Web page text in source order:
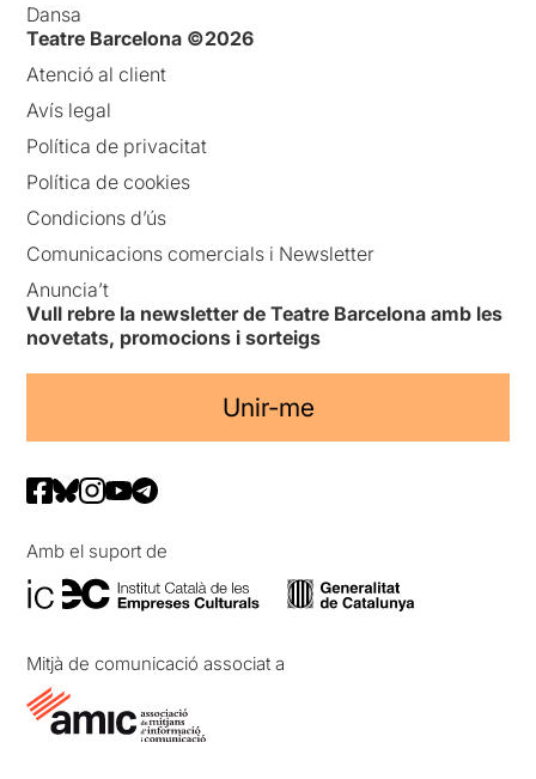
Dansa
Teatre Barcelona ©2026
Atenció al client
Avís legal
Política de privacitat
Política de cookies
Condicions d’ús
Comunicacions comercials i Newsletter
Anuncia’t
Vull rebre la newsletter de Teatre Barcelona amb les
novetats, promocions i sorteigs
Unir-me
Amb el suport de
Mitjà de comunicació associat a